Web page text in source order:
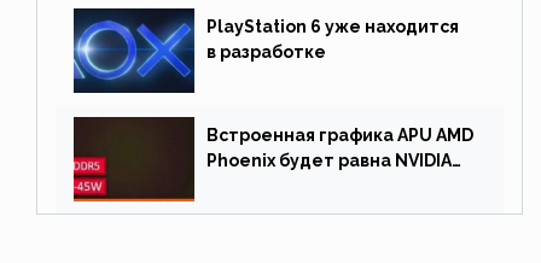
PlayStation 6 уже находится
в разработке
Встроенная графика APU AMD
Phoenix будет равна NVIDIA